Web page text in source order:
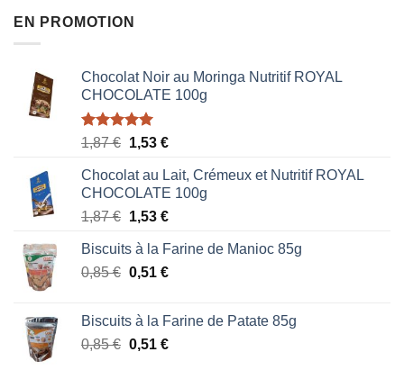
EN PROMOTION
Chocolat Noir au Moringa Nutritif ROYAL
CHOCOLATE 100g
Note5.00
1,87€ Le
initial
était :
1,87 €.
1,53 €Le
actuel
est :
1,53 €.
Chocolat au Lait, Crémeux et Nutritif ROYAL
CHOCOLATE 100g
1,87€ Le
initial
était :
1,53 €Le
actuel
est :
Biscuits à la Farine de Manioc 85g
0,85€ Le
était :
0,85 €.
0,51 €Le
est :
0,51 €.
Biscuits à la Farine de Patate 85g
0,85€ Le
0,51 €Le